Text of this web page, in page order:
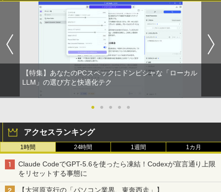
￥49,800
永瀬廉 プレミアムBOX【初回限定版】
（仮） [ 永瀬廉 ]
￥8,800
[新品]葬送のフリーレン (1-15巻 最新刊)
￥8,965
3
公式TOEIC Listening & Reading 問題
￥3,630
【特集】あなたのPCスペックにドンピシャな「ローカル
LLM」の選び方と快適化テク
● ● ● ● ●
アクセスランキング
1時間 24時間 1週間 1カ月
Claude CodeでGPT-5.6を使ったら凍結！Codexが宣言通り上限
をリセットする事態に
【大河原克行の「パソコン業界、東奔西走」】